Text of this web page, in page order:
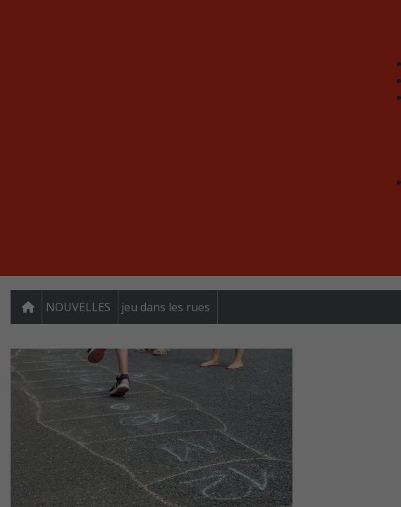
NOUVELLES jeu dans les rues